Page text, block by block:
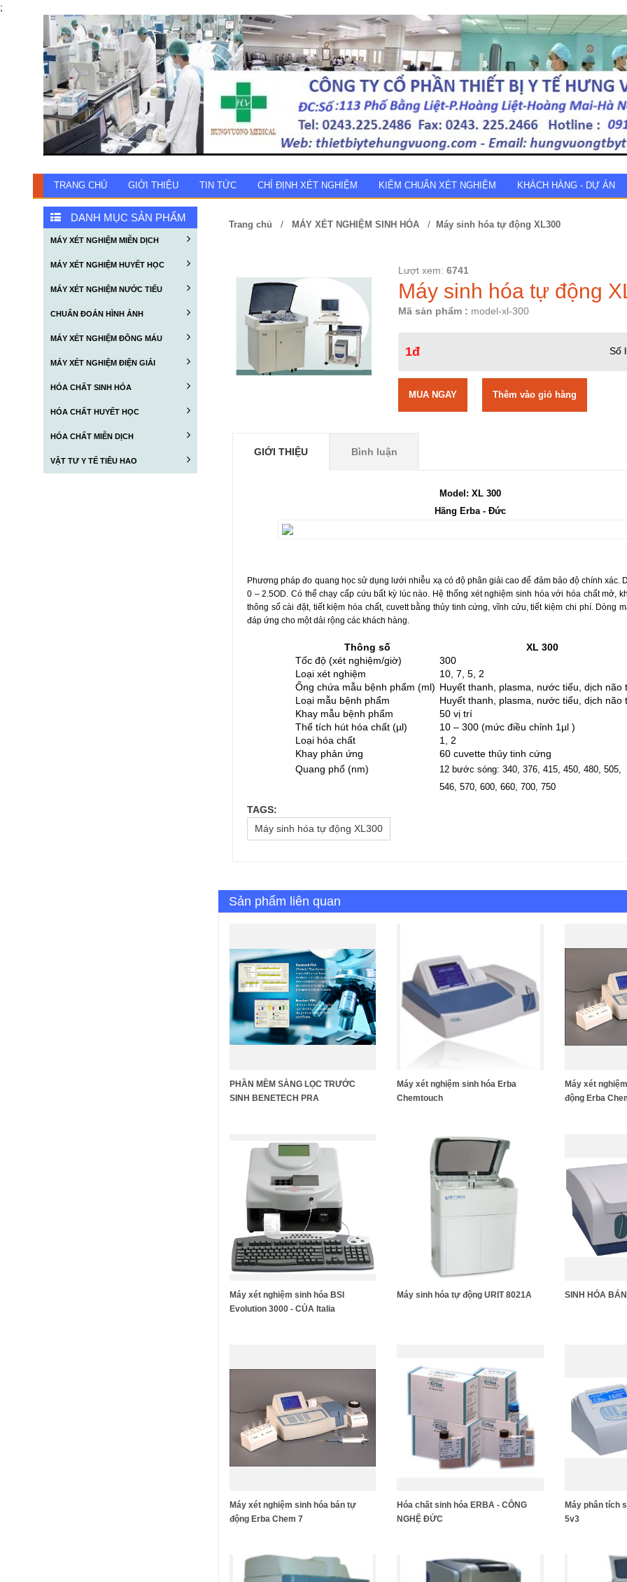
;
TRANG CHỦ GIỚI THIỆU TIN TỨC CHỈ ĐỊNH XÉT NGHIỆM KIỂM CHUẨN XÉT NGHIỆM KHÁCH HÀNG - DỰ ÁN
DANH MỤC SẢN PHẨM
MÁY XÉT NGHIỆM MIỄN DỊCH
MÁY XÉT NGHIỆM HUYẾT HỌC
MÁY XÉT NGHIỆM NƯỚC TIỂU
CHUẨN ĐOÁN HÌNH ẢNH
MÁY XÉT NGHIỆM ĐÔNG MÁU
MÁY XÉT NGHIỆM ĐIỆN GIẢI
HÓA CHẤT SINH HÓA
HÓA CHẤT HUYẾT HỌC
HÓA CHẤT MIỄN DỊCH
VẬT TƯ Y TẾ TIÊU HAO
Trang chủ / MÁY XÉT NGHIỆM SINH HÓA / Máy sinh hóa tự động XL300
Lượt xem: 6741
Máy sinh hóa tự động
Mã sản phẩm : model-xl-300
1đ Số
MUA NGAY
GIỚI THIỆU Bình luận
Model: XL 300
Hãng Erba - Đức
Phương pháp đo quang học sử dụng lưới nhiễu xạ có độ phân giải cao để đảm bảo độ chính xác.
0 – 2.5OD. Có thể chạy cấp cứu bất kỳ lúc nào. Hệ thống xét nghiệm sinh hóa với hóa chất mở,
thông số cài đặt, tiết kiệm hóa chất, cuvett bằng thủy tinh cứng, vĩnh cửu, tiết kiệm chi phí. Dòng
đáp ứng cho một dải rộng các khách hàng.
Thông số
XL 300
Tốc độ (xét nghiệm/giờ)
300
Loại xét nghiệm
10, 7, 5, 2
Ống chứa mẫu bệnh phẩm (ml) Huyết thanh, plasma, nước tiểu, dịch não
Loại mẫu bệnh phẩm
Huyết thanh, plasma, nước tiểu, dịch não
Khay mẫu bệnh phẩm
50 vị trí
Thể tích hút hóa chất (µl)
10 – 300 (mức điều chỉnh 1µl )
Loại hóa chất
1, 2
Khay phản ứng
60 cuvette thủy tinh cứng
Quang phổ (nm)
12 bước sóng: 340, 376, 415, 450, 480, 505,
546, 570, 600, 660, 700, 750
TAGS:
Máy sinh hóa tự động XL300
Sản phẩm liên quan
PHẦN MỀM SÀNG LỌC TRƯỚC
SINH BENETECH PRA
Máy xét nghiệm sinh hóa Erba
Chemtouch
Máy xét
động Erba
Máy xét nghiệm sinh hóa BSI
Evolution 3000 - CỦA Italia
Máy sinh hóa tự động URIT 8021A SINH HÓA
Máy xét nghiệm sinh hóa bán tự
động Erba Chem 7
Hóa chất sinh hóa ERBA - CÔNG
NGHỆ ĐỨC
Máy phân tích
5v3